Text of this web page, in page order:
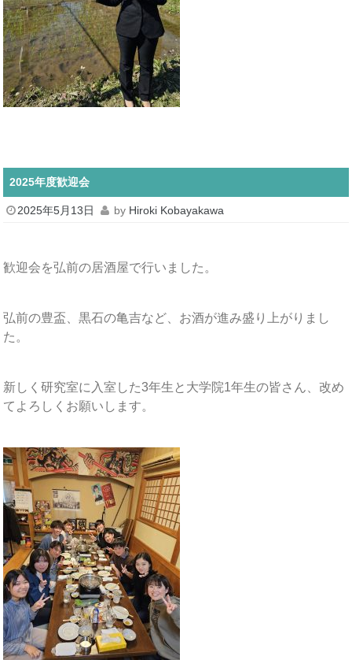
2025年度歓迎会
2025年5月13日 by Hiroki Kobayakawa
歓迎会を弘前の居酒屋で行いました。
弘前の豊盃、黒石の亀吉など、お酒が進み盛り上がりまし
た。
新しく研究室に入室した3年生と大学院1年生の皆さん、改め
てよろしくお願いします。